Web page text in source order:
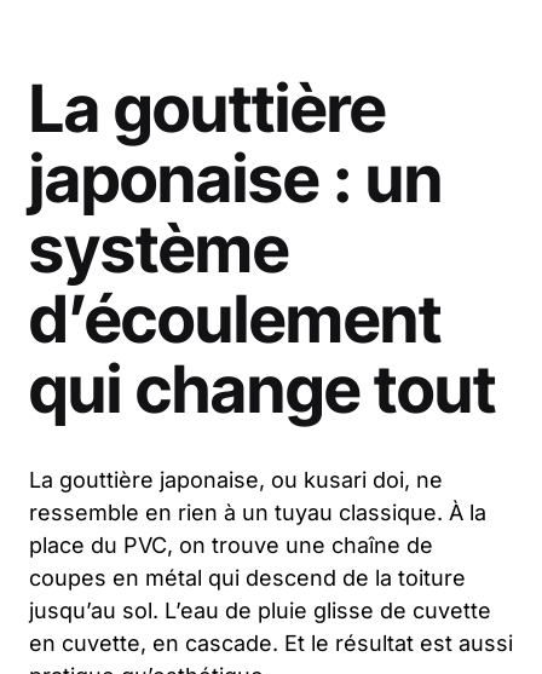
La gouttière
japonaise : un
système
d’écoulement
qui change tout
La gouttière japonaise, ou kusari doi, ne
ressemble en rien à un tuyau classique. À la
place du PVC, on trouve une chaîne de
coupes en métal qui descend de la toiture
jusqu’au sol. L’eau de pluie glisse de cuvette
en cuvette, en cascade. Et le résultat est aussi